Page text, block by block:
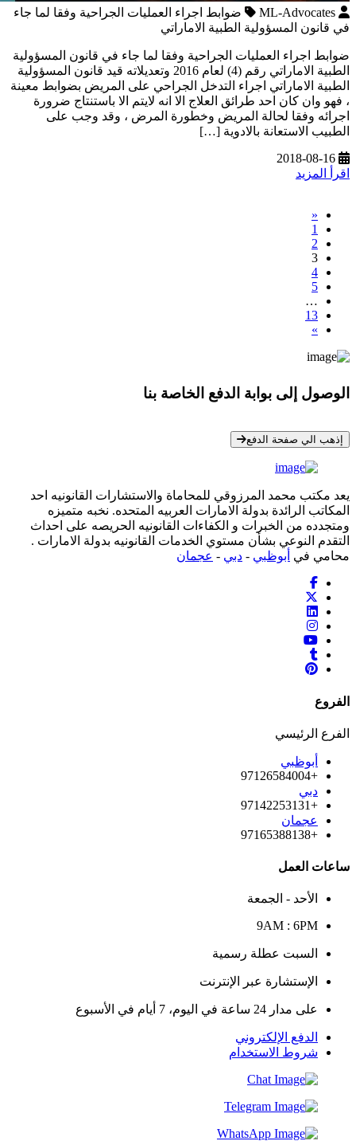
ML-Advocates
ضوابط اجراء العمليات الجراحية وفقا لما جاء
في قانون المسؤولية الطبية الاماراتي
ضوابط اجراء العمليات الجراحية وفقا لما جاء في قانون المسؤولية
الطبية الاماراتي رقم (4) لعام 2016 وتعديلاته قيد قانون المسؤولية
الطبية الاماراتي اجراء التدخل الجراحي على المريض بضوابط معينة
، فهو وان كان احد طرائق العلاج الا انه لايتم الا باستنتاج ضرورة
اجرائه وفقا لحالة المريض وخطورة المرض ، وقد وجب على
الطبيب الاستعانة بالادوية […]
2018-08-16
اقرأ المزيد
«
1
2
3
4
5
…
13
»
الوصول إلى بوابة الدفع الخاصة بنا
إذهب الي صفحة الدفع
يعد مكتب محمد المرزوقي للمحاماة والاستشارات القانونيه احد
المكاتب الرائدة بدولة الامارات العربيه المتحده. نخبه متميزه
ومتجدده من الخبرات و الكفاءات القانونيه الحريصه على احداث
التقدم النوعي بشأن مستوي الخدمات القانونيه بدولة الامارات .
محامي في أبوظبي - دبي - عجمان
الفروع
الفرع الرئيسي
أبوظبي
+97126584004
دبي
+97142253131
عجمان
+97165388138
ساعات العمل
الأحد - الجمعة
9AM : 6PM
السبت عطلة رسمية
الإستشارة عبر الإنترنت
على مدار 24 ساعة في اليوم، 7 أيام في الأسبوع
الدفع الإلكتروني
شروط الاستخدام